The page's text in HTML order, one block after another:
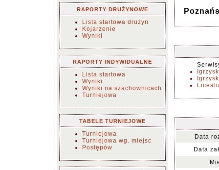
RAPORTY DRUŻYNOWE
Lista startowa drużyn
Kojarzenie
Wyniki
RAPORTY INDYWIDUALNE
Lista startowa
Wyniki
Wyniki na szachownicach
Turniejowa
TABELE TURNIEJOWE
Turniejowa
Turniejowa wg. miejsc
Postępów
Data
Data